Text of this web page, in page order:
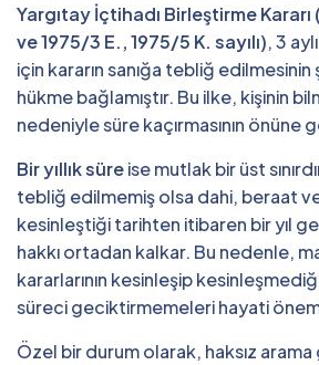
Yargıtay İçtihadı Birleştirme
ve 1975/3 E., 1975/5 K. sayılı), 3
için kararın sanığa tebliğ
hükme bağlamıştır. Bu ilke, kişinin
nedeniyle süre kaçırmasının önüne
Bir yıllık süreise mutlak bir üst
tebliğ edilmemiş olsa dahi, beraat
kesinleştiği tarihten itibaren bir yıl
hakkı ortadan kalkar. Bu nedenle,
kararlarının kesinleşip
süreci geciktirmemeleri hayati önem
Özel bir durum olarak, haksız